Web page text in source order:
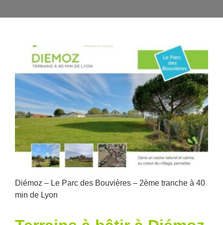
Diémoz – Le Parc des Bouvières – 2ème tranche à 40
min de Lyon